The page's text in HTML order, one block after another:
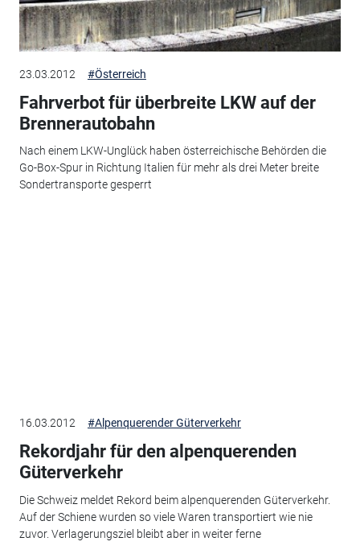
23.03.2012 #Österreich
Fahrverbot für überbreite LKW auf der
Brennerautobahn
Nach einem LKW-Unglück haben österreichische Behörden die
Go-Box-Spur in Richtung Italien für mehr als drei Meter breite
Sondertransporte gesperrt
16.03.2012 #Alpenquerender Güterverkehr
Rekordjahr für den alpenquerenden
Güterverkehr
Die Schweiz meldet Rekord beim alpenquerenden Güterverkehr.
Auf der Schiene wurden so viele Waren transportiert wie nie
zuvor. Verlagerungsziel bleibt aber in weiter ferne